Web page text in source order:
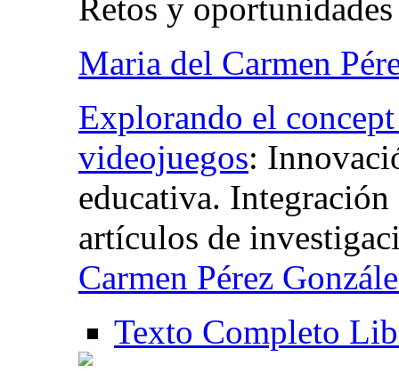
Retos y oportunidades
Maria del Carmen
Explorando el
videojuegos:
educativa. Integración
artículos de
Carmen Pérez
Texto Completo